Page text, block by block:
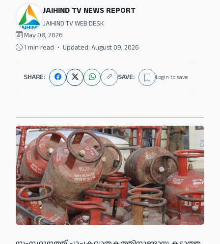
JAIHIND TV NEWS REPORT
JAIHIND TV WEB DESK
May 08, 2026
1 min read • Updated: August 09, 2026
SHARE: SAVE: Login to save